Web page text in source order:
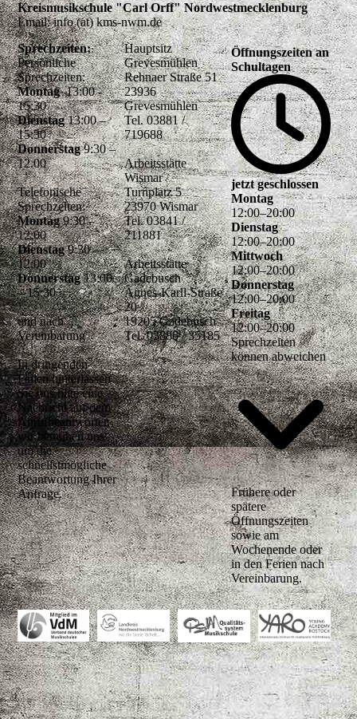
Kreismusikschule "Carl Orff" Nordwestmecklenburg
Email: info (at) kms-nwm.de
Sprechzeiten:
Persönliche
Sprechzeiten:
Montag13:00 -
15:30
Dienstag13:00 –
15:30
Donnerstag9:30 –
12.00
Telefonische
Sprechzeiten:
Montag9:30 –
12:00
Dienstag9:30 –
12:00
Donnerstag13:00
– 15:30
und nach
Vereinbarung
In dringenden
Fällen hinterlassen
Sie uns bitte eine
Nachricht auf dem
Anrufbeantworter,
wir bemühen uns
um die
schnellstmögliche
Beantwortung Ihrer
Anfrage.
Hauptsitz
Grevesmühlen
Rehnaer Straße 51
23936
Grevesmühlen
Tel. 03881 /
719688
Arbeitsstätte
Wismar
Turnplatz 5
23970 Wismar
Tel. 03841 /
211881
Arbeitsstätte
Gadebusch
Agnes-Karll-Straße
20
19205 Gadebusch
Tel. 03886 / 35185
Öffnungszeiten an
Schultagen
jetzt geschlossen
Montag
12:00–20:00
Dienstag
12:00–20:00
Mittwoch
12:00–20:00
Donnerstag
12:00–20:00
Freitag
12:00–20:00
Sprechzeiten
können abweichen
Frühere oder
spätere
Öffnungszeiten
sowie am
Wochenende oder
in den Ferien nach
Vereinbarung.